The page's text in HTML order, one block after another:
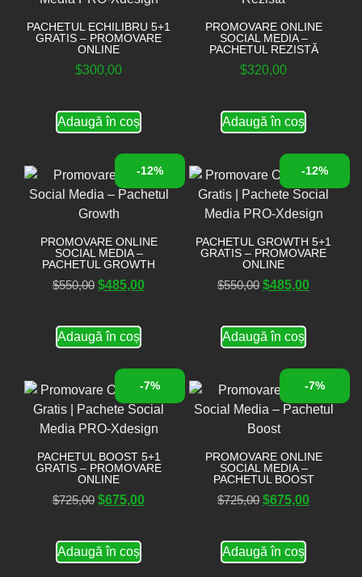
PACHETUL ECHILIBRU 5+1
GRATIS – PROMOVARE
ONLINE
$300,00
Adaugă în coș
PROMOVARE ONLINE
SOCIAL MEDIA –
PACHETUL REZISTĂ
$320,00
Adaugă în coș
-12%
PROMOVARE ONLINE
SOCIAL MEDIA –
PACHETUL GROWTH
$550,00 $485,00
Adaugă în coș
-12%
PACHETUL GROWTH 5+1
GRATIS – PROMOVARE
ONLINE
$550,00 $485,00
Adaugă în coș
-7%
PACHETUL BOOST 5+1
GRATIS – PROMOVARE
ONLINE
$725,00 $675,00
Adaugă în coș
-7%
PROMOVARE ONLINE
SOCIAL MEDIA –
PACHETUL BOOST
$725,00 $675,00
Adaugă în coș